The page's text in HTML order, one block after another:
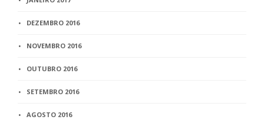
DEZEMBRO 2016
NOVEMBRO 2016
OUTUBRO 2016
SETEMBRO 2016
AGOSTO 2016